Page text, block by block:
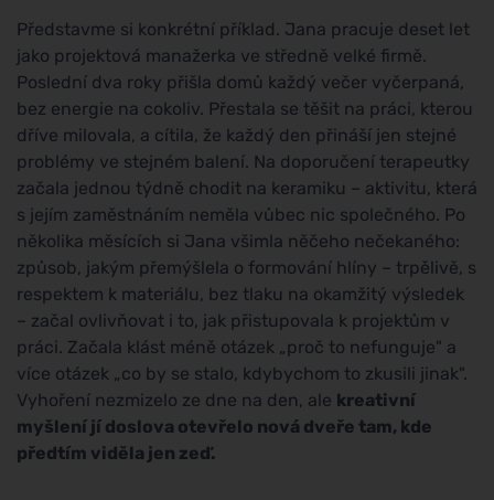
Představme si konkrétní příklad. Jana pracuje deset let
jako projektová manažerka ve středně velké firmě.
Poslední dva roky přišla domů každý večer vyčerpaná,
bez energie na cokoliv. Přestala se těšit na práci, kterou
dříve milovala, a cítila, že každý den přináší jen stejné
problémy ve stejném balení. Na doporučení terapeutky
začala jednou týdně chodit na keramiku – aktivitu, která
s jejím zaměstnáním neměla vůbec nic společného. Po
několika měsících si Jana všimla něčeho nečekaného:
způsob, jakým přemýšlela o formování hlíny – trpělivě, s
respektem k materiálu, bez tlaku na okamžitý výsledek
– začal ovlivňovat i to, jak přistupovala k projektům v
práci. Začala klást méně otázek „proč to nefunguje" a
více otázek „co by se stalo, kdybychom to zkusili jinak".
Vyhoření nezmizelo ze dne na den, ale kreativní
myšlení jí doslova otevřelo nová dveře tam, kde
předtím viděla jen zeď.